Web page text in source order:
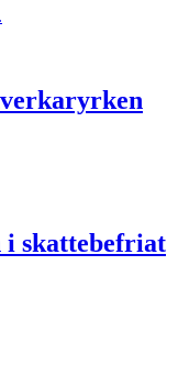
i skattebefriat